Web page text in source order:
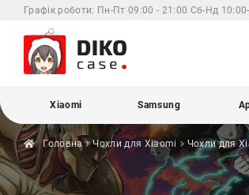
Графік роботи: Пн-Пт 09:00 - 21:00 Сб-Нд
Xiaomi Samsung
Головна Чохли для Xiaomi Чохли для